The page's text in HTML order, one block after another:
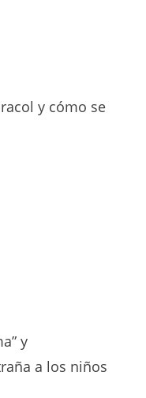
y cómo se
y
a los niños